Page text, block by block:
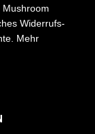
Wider­rufs­
Mehr